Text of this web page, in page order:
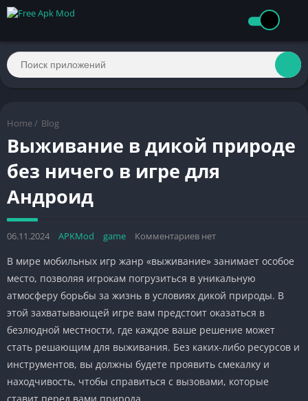
Home / Blog
Выживание в дикой природе
без ничего в игре для
Андроид
06.11.2024 APKMod game Комментариев нет
В мире мобильных игр жанр «выживание» занимает особое
место, позволяя игрокам погрузиться в уникальную
атмосферу борьбы за жизнь в условиях дикой природы. В
этой захватывающей игре вам предстоит оказаться в
безлюдной местности, где каждое ваше решение может
стать решающим для выживания. Без каких-либо ресурсов и
инструментов, вы должны будете проявить смекалку и
находчивость, чтобы справиться с вызовами, которые
ставит перед вами природа.